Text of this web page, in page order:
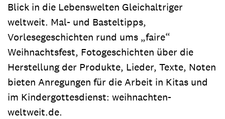
Blick in die Lebenswelten Gleichaltriger
weltweit. Mal- und Basteltipps,
Vorlesegeschichten rund ums „faire“
Weihnachtsfest, Fotogeschichten über die
Herstellung der Produkte, Lieder, Texte, Noten
bieten Anregungen für die Arbeit in Kitas und
im Kindergottesdienst: weihnachten-
weltweit.de.